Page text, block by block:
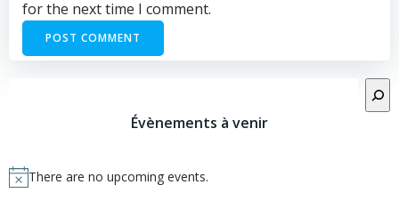
for the next time I comment.
Évènements à venir
There are no upcoming events.